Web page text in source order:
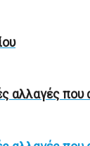
αλλαγές που